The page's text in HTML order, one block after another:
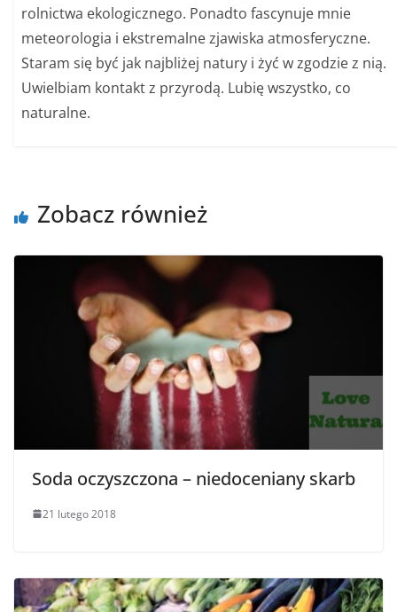
rolnictwa ekologicznego. Ponadto fascynuje mnie
meteorologia i ekstremalne zjawiska atmosferyczne.
Staram się być jak najbliżej natury i żyć w zgodzie z nią.
Uwielbiam kontakt z przyrodą. Lubię wszystko, co
naturalne.
Zobacz również
Soda oczyszczona – niedoceniany skarb
21 lutego 2018